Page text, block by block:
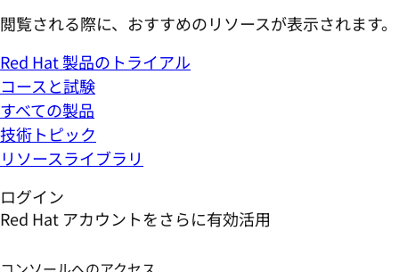
閲覧される際に、おすすめのリソースが表示されます。
Red Hat 製品のトライアル
コースと試験
すべての製品
技術トピック
リソースライブラリ
ログイン
Red Hat アカウントをさらに有効活用